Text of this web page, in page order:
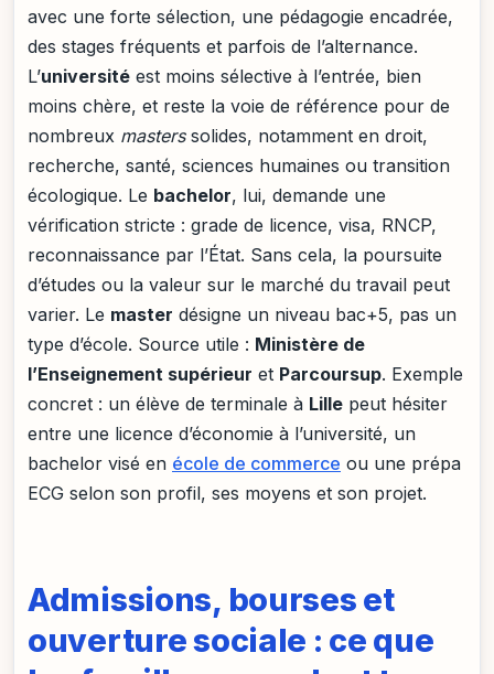
avec une forte sélection, une pédagogie encadrée,
des stages fréquents et parfois de l’alternance.
L’université est moins sélective à l’entrée, bien
moins chère, et reste la voie de référence pour de
nombreux masterssolides, notamment en droit,
recherche, santé, sciences humaines ou transition
écologique. Le bachelor, lui, demande une
vérification stricte : grade de licence, visa, RNCP,
reconnaissance par l’État. Sans cela, la poursuite
d’études ou la valeur sur le marché du travail peut
varier. Le master désigne un niveau bac+5, pas un
type d’école. Source utile : Ministère de
l’Enseignement supérieur et Parcoursup. Exemple
concret : un élève de terminale à Lille peut hésiter
entre une licence d’économie à l’université, un
bachelor visé en école de commerce ou une prépa
ECG selon son profil, ses moyens et son projet.
Admissions, bourses et
ouverture sociale : ce que